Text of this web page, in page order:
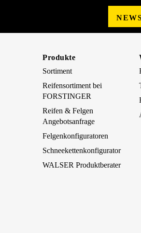
Produkte
Sortiment
Reifensortiment bei
FORSTINGER
Reifen & Felgen
Angebotsanfrage
Felgenkonfiguratoren
Schneekettenkonfigurator
WALSER Produktberater